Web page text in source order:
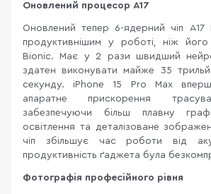
Оновлений процесор A17
Оновлений тепер 6-ядерний чіп
продуктивнішим у роботі, ніж
Bionic. Має у 2 рази швидший
здатен виконувати майже 35
секунду. iPhone 15 Pro Max
апаратне прискорення
забезпечуючи більш плавну
освітлення та деталізоване
чіп збільшує час роботи від
продуктивність ґаджета була
Фотографія професійного рівня